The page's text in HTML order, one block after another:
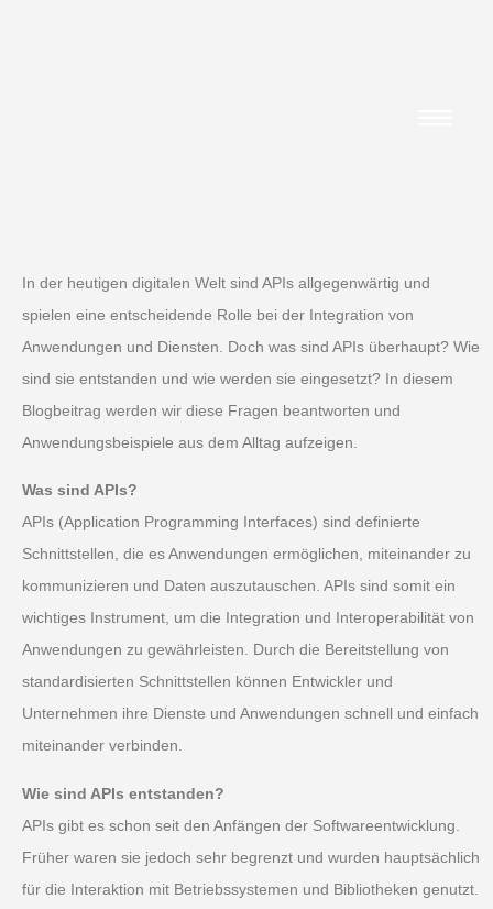
In der heutigen digitalen Welt sind APIs allgegenwärtig und
spielen eine entscheidende Rolle bei der Integration von
Anwendungen und Diensten. Doch was sind APIs überhaupt? Wie
sind sie entstanden und wie werden sie eingesetzt? In diesem
Blogbeitrag werden wir diese Fragen beantworten und
Anwendungsbeispiele aus dem Alltag aufzeigen.
Was sind APIs?
APIs (Application Programming Interfaces) sind definierte
Schnittstellen, die es Anwendungen ermöglichen, miteinander zu
kommunizieren und Daten auszutauschen. APIs sind somit ein
wichtiges Instrument, um die Integration und Interoperabilität von
Anwendungen zu gewährleisten. Durch die Bereitstellung von
standardisierten Schnittstellen können Entwickler und
Unternehmen ihre Dienste und Anwendungen schnell und einfach
miteinander verbinden.
Wie sind APIs entstanden?
APIs gibt es schon seit den Anfängen der Softwareentwicklung.
Früher waren sie jedoch sehr begrenzt und wurden hauptsächlich
für die Interaktion mit Betriebssystemen und Bibliotheken genutzt.